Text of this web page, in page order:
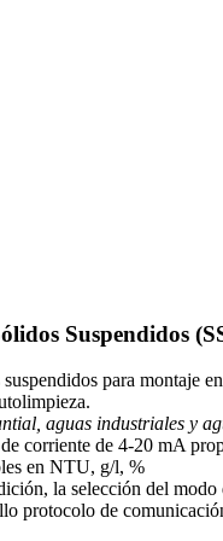
Suspendidos
para montaje
aguas industriales y
corriente de 4-20 mA
en NTU, g/l, %
la selección del
protocolo de